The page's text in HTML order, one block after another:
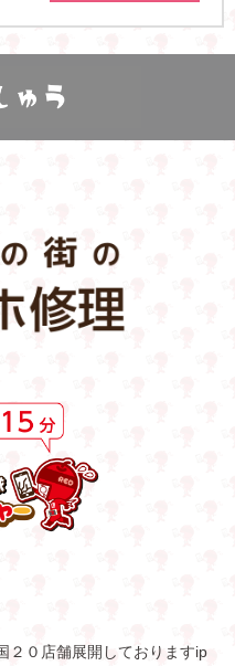
２０店舗展開しておりますip